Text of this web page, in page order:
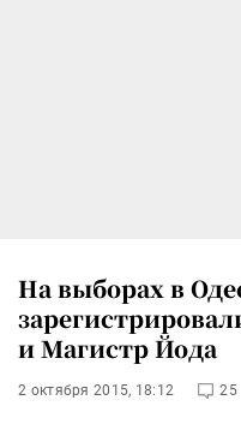
На выборах в
и Магистр Йода
2 октября 2015, 18:12 25